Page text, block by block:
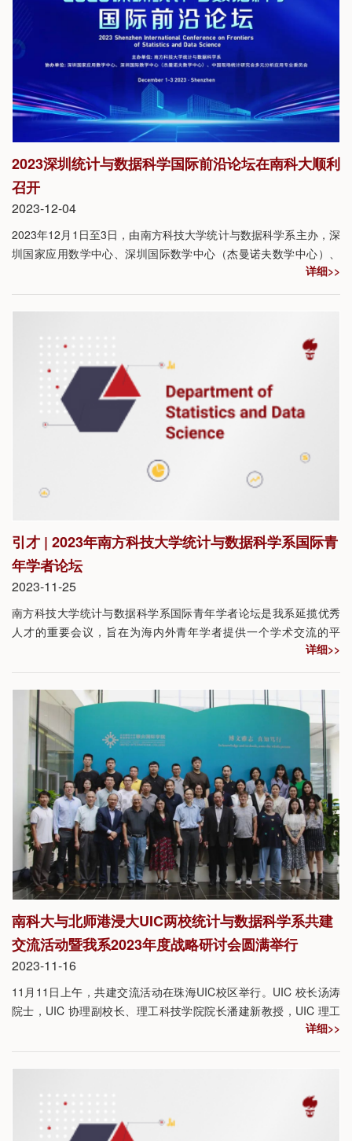
2023深圳统计与数据科学国际前沿论坛在南科大顺利
召开
2023-12-04
2023年12月1日至3日，由南方科技大学统计与数据科学系主办，深
圳国家应用数学中心、深圳国际数学中心（杰曼诺夫数学中心）、
中国现场统计研究会多元分析应用专业委员会协办的“2023深圳统计
与数据科学国际前沿论坛”，在南方科技大学会议中心一楼音乐厅举
行。来自境内外高校、科研院所、产业界的近300名专家学者、教师
详细>>
引才 | 2023年南方科技大学统计与数据科学系国际青
年学者论坛
2023-11-25
南方科技大学统计与数据科学系国际青年学者论坛是我系延揽优秀
人才的重要会议，旨在为海内外青年学者提供一个学术交流的平
台，共同探讨国际前沿问题，推进学科交叉与学术创新。通过引进
世界一流人才，大力推进统计与数据科学一流学科的建设。统计与
数据科学系诚邀海内外优秀青年学者报名参加！
详细>>
南科大与北师港浸大UIC两校统计与数据科学系共建
交流活动暨我系2023年度战略研讨会圆满举行
2023-11-16
11月11日上午，共建交流活动在珠海UIC校区举行。UIC 校长汤涛
院士，UIC 协理副校长、理工科技学院院长潘建新教授，UIC 理工
科技学院助理院长轩辕哲副教授，UIC 理工科技学院助理院长邓宇
辉副教授，UIC统计与数据科学系系主任叶华军副教授等领导进行接
待，带领参观了UIC校史展览厅以及学习资源中心，介绍了UIC办学
详细>>